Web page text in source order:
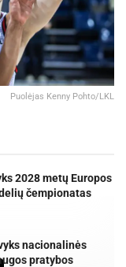
Puolėjas Kenny Pohto/LKL
2028 metų Europos
čempionatas
nacionalinės
pratybos